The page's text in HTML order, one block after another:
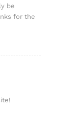
be
for the